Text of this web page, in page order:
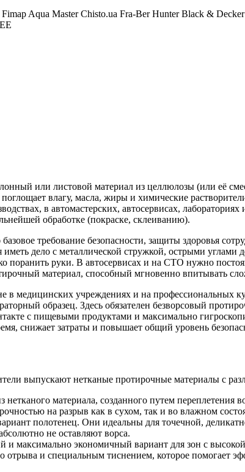
Fimap Aqua Master Chisto.ua Fra-Ber Hunter Black & Decker
или листовой материал из целлюлозы (или её
влагу, масла, жиры и химические
в автомастерских, автосервисах,
обработке (покраске, склеиванию).
требование безопасности, защиты здоровья
дело с металлической стружкой, острыми углами
поранить руки. В автосервисах и на СТО нужно
материал, способный мгновенно впитывать
в медицинских учреждениях и на профессиональных
образец. Здесь обязателен безворсовый
с пищевыми продуктами и максимально
снижает затраты и повышает общий уровень
выпускают нетканые протирочные материалы с
нетканого материала, созданного путем
на разрыв как в сухом, так и во влажном
полотенец. Они идеальны для точечной,
не оставляют ворса.
и максимально экономичный вариант для зон с
отрыва и специальным тиснением, которое помогает